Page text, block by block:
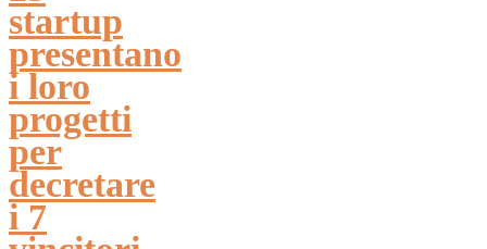
startup
presentano
i loro
progetti
per
decretare
i 7